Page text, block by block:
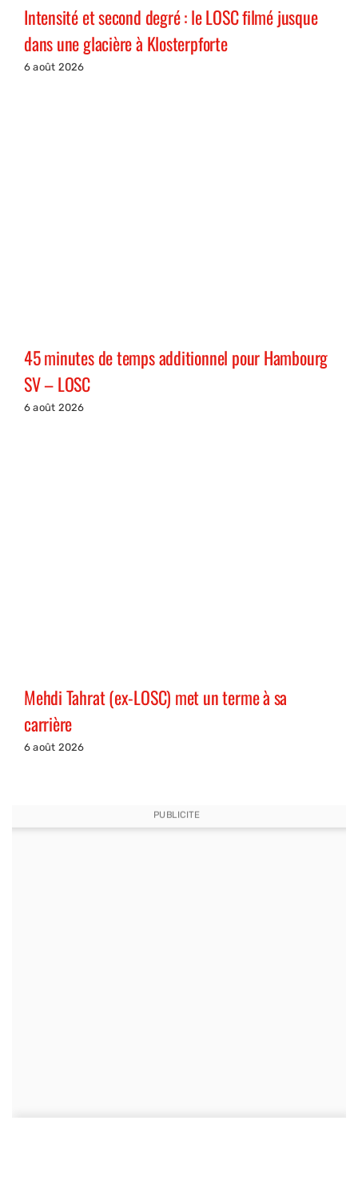
Intensité et second degré : le LOSC filmé jusque
dans une glacière à Klosterpforte
6 août 2026
45 minutes de temps additionnel pour Hambourg
SV – LOSC
6 août 2026
Mehdi Tahrat (ex-LOSC) met un terme à sa
carrière
6 août 2026
PUBLICITE